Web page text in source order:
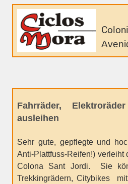
Fahrräder,
ausleihen
Sehr gute, gepflegte und
Anti-Plattfuss-Reifen!) verleiht
Colona Sant Jordi. Sie
Trekkingrädern, Citybikes